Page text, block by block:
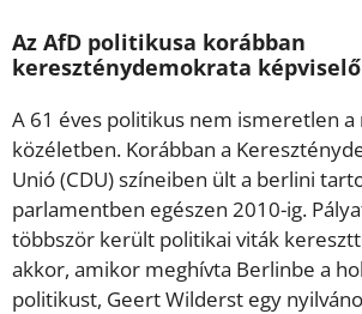
Az AfD politikusa korábban
kereszténydemokrata
A 61 éves politikus nem ismeretlen
közéletben. Korábban a
Unió (CDU) színeiben ült a berlini
parlamentben egészen 2010-ig.
többször került politikai viták
akkor, amikor meghívta Berlinbe a
politikust, Geert Wilderst egy